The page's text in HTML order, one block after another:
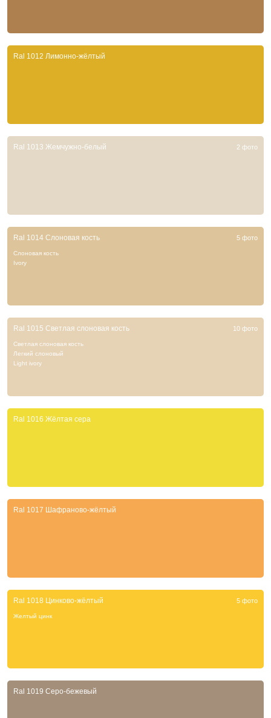
Ral 1012 Лимонно-жёлтый
Ral 1013 Жемчужно-белый 2 фото
Ral 1014 Слоновая кость 5 фото
Слоновая кость
Ivory
Ral 1015 Светлая слоновая кость 10 фото
Светлая слоновая кость
Легкий слоновый
Light ivory
Ral 1016 Жёлтая сера
Ral 1017 Шафраново-жёлтый
Ral 1018 Цинково-жёлтый 5 фото
Желтый цинк
Ral 1019 Серо-бежевый